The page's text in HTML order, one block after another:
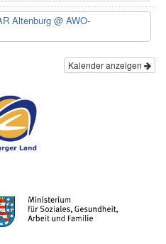
Altenburg @ AWO-
Kalender anzeigen